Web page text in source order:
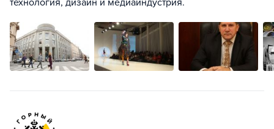
технология, дизайн и медиаиндустрия.